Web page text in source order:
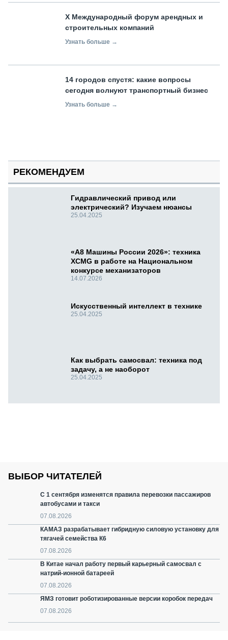
X Международный форум арендных и
строительных компаний
Узнать больше →
14 городов спустя: какие вопросы
сегодня волнуют транспортный бизнес
Узнать больше →
РЕКОМЕНДУЕМ
Гидравлический привод или
электрический? Изучаем нюансы
25.04.2025
«А8 Машины России 2026»: техника
XCMG в работе на Национальном
конкурсе механизаторов
14.07.2026
Искусственный интеллект в технике
25.04.2025
Как выбрать самосвал: техника под
задачу, а не наоборот
25.04.2025
ВЫБОР ЧИТАТЕЛЕЙ
С 1 сентября изменятся правила перевозки пассажиров
автобусами и такси
07.08.2026
КАМАЗ разрабатывает гибридную силовую установку для
тягачей семейства К6
07.08.2026
В Китае начал работу первый карьерный самосвал с
натрий-ионной батареей
07.08.2026
ЯМЗ готовит роботизированные версии коробок передач
07.08.2026